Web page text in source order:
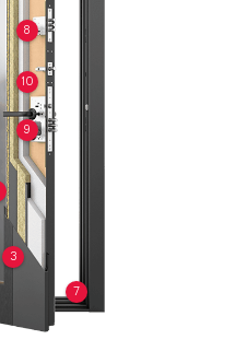
3
7
8
9
10